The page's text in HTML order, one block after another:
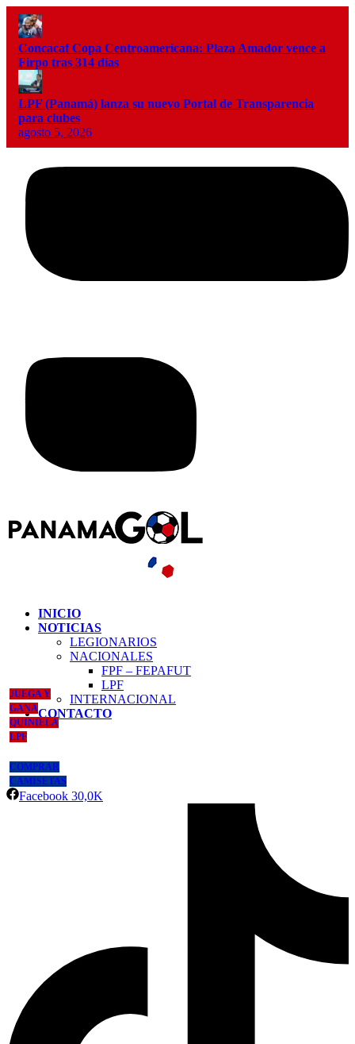
Concacaf Copa Centroamericana: Plaza Amador vence a
Firpo tras 314 días
LPF (Panamá) lanza su nuevo Portal de Transparencia
para clubes
agosto 5, 2026
INICIO
NOTICIAS
LEGIONARIOS
NACIONALES
FPF – FEPAFUT
LPF
INTERNACIONAL
CONTACTO
JUEGA Y
GANA
QUINIELA
LPF
COMPRAR
CAMISETAS
Facebook 30,0K